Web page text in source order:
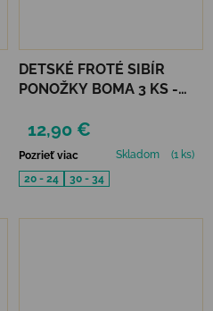
DETSKÉ FROTÉ SIBÍR
PONOŽKY BOMA 3 KS -
12,90 €
Pozrieť viac Skladom
(1 ks)
20 - 24
30 - 34